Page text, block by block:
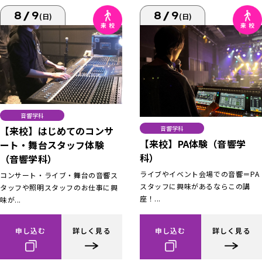
8/9(日)
音響学科
【来校】はじめてのコンサ
ート・舞台スタッフ体験
（音響学科）
コンサート・ライブ・舞台の音響ス
タッフや照明スタッフのお仕事に興
味が...
申し込む 詳しく見る
8/9(日)
音響学科
【来校】PA体験（音響学
科）
ライブやイベント会場での音響＝PA
スタッフに興味があるならこの講
座！...
申し込む 詳しく見る